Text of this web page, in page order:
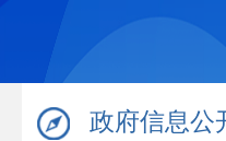
政府信息公